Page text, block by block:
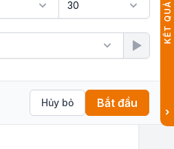
Hủy bỏ Bắt đầu
KẾT QUẢ
›